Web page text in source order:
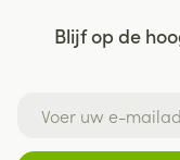
Blijf op de